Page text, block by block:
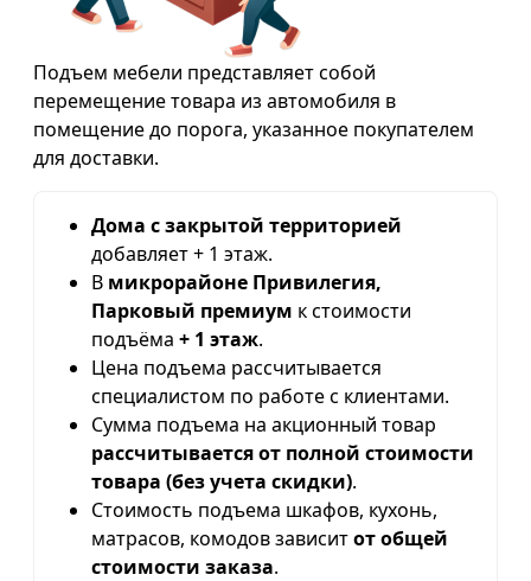
Подъем мебели представляет собой
перемещение товара из автомобиля в
помещение до порога, указанное покупателем
для доставки.
Дома с закрытой территорией
добавляет + 1 этаж.
В микрорайоне Привилегия,
Парковый премиум к стоимости
подъёма + 1 этаж.
Цена подъема рассчитывается
специалистом по работе с клиентами.
Сумма подъема на акционный товар
рассчитывается от полной стоимости
товара (без учета скидки).
Стоимость подъема шкафов, кухонь,
матрасов, комодов зависитот общей
стоимости заказа.